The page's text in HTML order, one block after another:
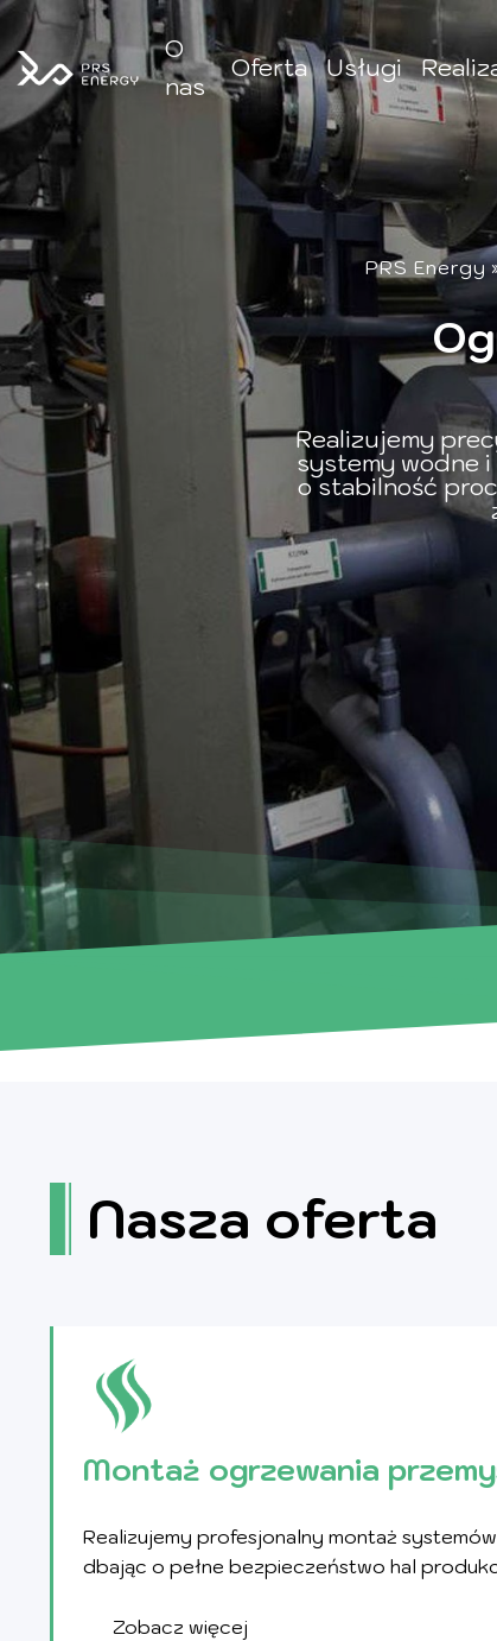
O
nas
Oferta Usługi
PRS Energy
Realizujemy
systemy wodne
o stabilność
Nasza oferta
Montaż ogrzewania
Realizujemy profesjonalny montaż
dbając o pełne bezpieczeństwo hal
Zobacz więcej